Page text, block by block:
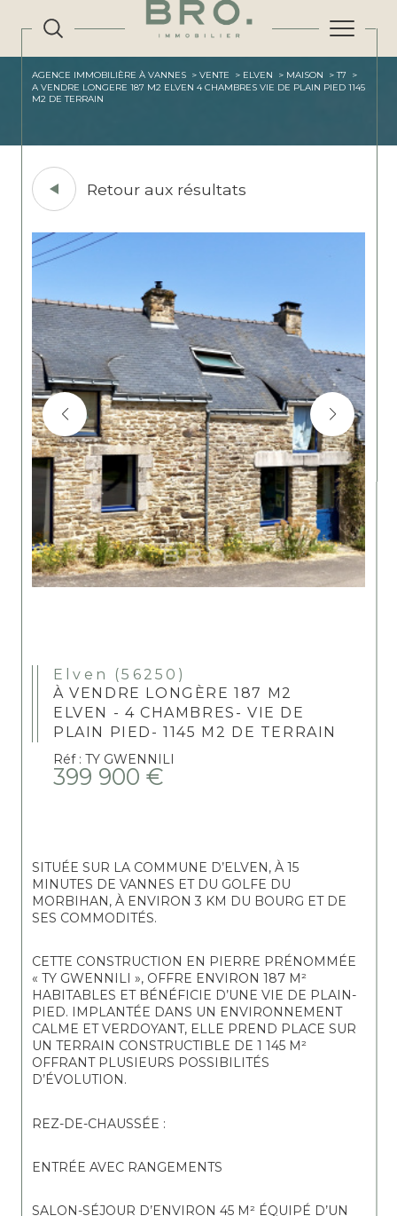
AGENCE IMMOBILIÈRE À VANNES VENTE ELVEN MAISON
T7
A VENDRE LONGERE 187 M2 ELVEN 4 CHAMBRES VIE DE PLAIN PIED 1145
M2 DE TERRAIN
Retour aux résultats
Elven (56250)
À VENDRE LONGÈRE 187 M2
ELVEN - 4 CHAMBRES- VIE DE
PLAIN PIED- 1145 M2 DE TERRAIN
Réf : TY GWENNILI
399 900 €
SITUÉE SUR LA COMMUNE D’ELVEN, À 15
MINUTES DE VANNES ET DU GOLFE DU
MORBIHAN, À ENVIRON 3 KM DU BOURG ET DE
SES COMMODITÉS.
CETTE CONSTRUCTION EN PIERRE PRÉNOMMÉE
« TY GWENNILI », OFFRE ENVIRON 187 M²
HABITABLES ET BÉNÉFICIE D’UNE VIE DE PLAIN-
PIED. IMPLANTÉE DANS UN ENVIRONNEMENT
CALME ET VERDOYANT, ELLE PREND PLACE SUR
UN TERRAIN CONSTRUCTIBLE DE 1 145 M²
OFFRANT PLUSIEURS POSSIBILITÉS
D’ÉVOLUTION.
REZ-DE-CHAUSSÉE :
ENTRÉE AVEC RANGEMENTS
SALON-SÉJOUR D’ENVIRON 45 M² ÉQUIPÉ D’UN